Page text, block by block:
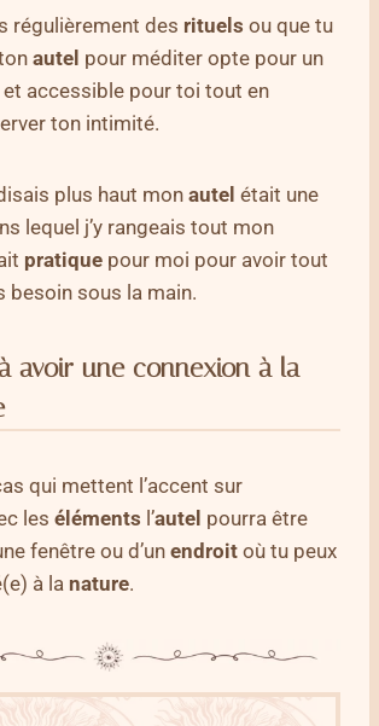
régulièrement des rituels ou que tu
autel pour méditer opte pour un
et accessible pour toi tout en
ton intimité.
plus haut mon autel était une
lequel j’y rangeais tout mon
pratique pour moi pour avoir tout
besoin sous la main.
avoir une connexion à la
qui mettent l’accent sur
les éléments l’autel pourra être
fenêtre ou d’un endroit où tu peux
à la nature.